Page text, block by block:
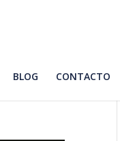
BLOG CONTACTO